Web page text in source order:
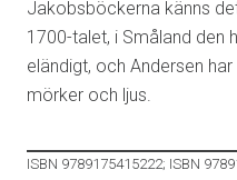
Jakobsböckerna känns
1700-talet, i Småland den
eländigt, och Andersen
mörker och ljus.
ISBN 9789175415222; ISBN